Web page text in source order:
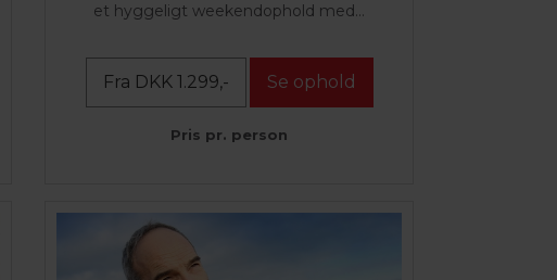
et hyggeligt weekendophold med...
Fra DKK 1.299,- Se ophold
Pris pr. person